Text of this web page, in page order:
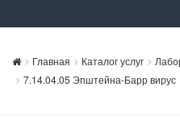
Главная Каталог услуг
7.14.04.05 Эпштейна-Барр вирус